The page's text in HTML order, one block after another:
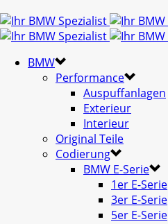
BMW
Performance
Auspuffanlagen
Exterieur
Interieur
Original Teile
Codierung
BMW E-Serie
1er E-Serie
3er E-Serie
5er E-Serie